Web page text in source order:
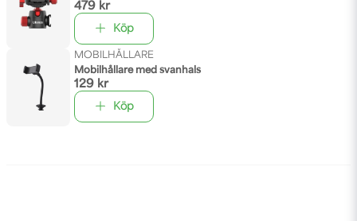
479 kr
Köp
MOBILHÅLLARE
Mobilhållare med svanhals
129 kr
Köp